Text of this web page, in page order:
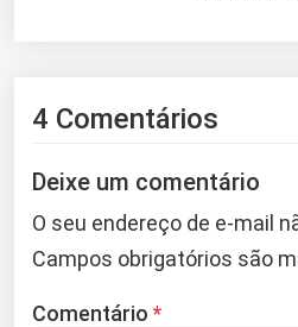
4 Comentários
Deixe um comentário
O seu endereço de e-mail
Campos obrigatórios são
Comentário *